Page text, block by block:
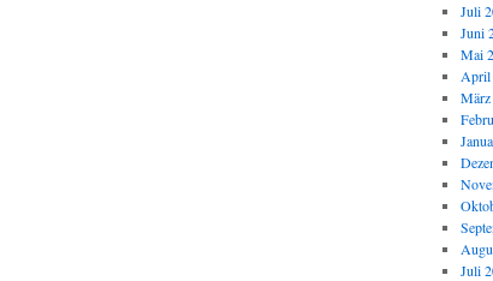
Juli
Juni
Mai
April
Juli